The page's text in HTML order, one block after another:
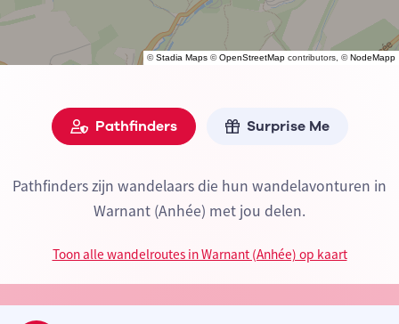
©Stadia Maps ©OpenStreetMap contributors, ©NodeMapp
Pathfinders Surprise Me
Pathfinders zijn wandelaars die hun wandelavonturen in
Warnant (Anhée) met jou delen.
Toon alle wandelroutes in Warnant (Anhée) op kaart